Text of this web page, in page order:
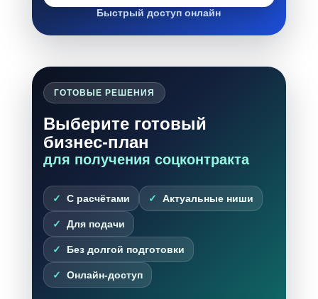
Быстрый доступ онлайн
ГОТОВЫЕ РЕШЕНИЯ
Выберите готовый
бизнес-план
для получения соцконтракта
С расчётами Актуальные ниши
Для подачи
Без долгой подготовки
Онлайн-доступ